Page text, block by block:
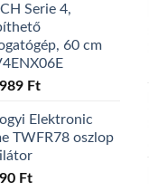
Serie 4,
60 cm
Ft
Elektronic
TWFR78 oszlop
Ft